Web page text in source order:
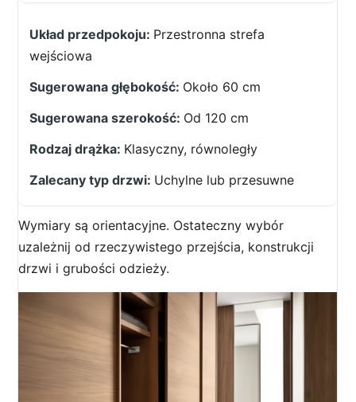
Przestronna strefa
wejściowa
Około 60 cm
Od 120 cm
Klasyczny, równoległy
Uchylne lub przesuwne
Wymiary są orientacyjne. Ostateczny wybór
uzależnij od rzeczywistego przejścia, konstrukcji
drzwi i grubości odzieży.